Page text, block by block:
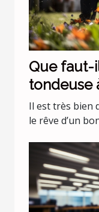
Que faut-
tondeuse
batterie
Il est très bien
le rêve d’un